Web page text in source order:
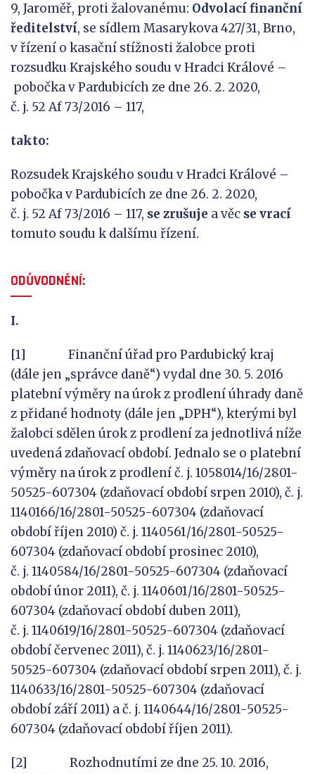
9, Jaroměř, proti žalovanému: Odvolací finanční
ředitelství, se sídlem Masarykova 427/31, Brno,
v řízení o kasační stížnosti žalobce proti
rozsudku Krajského soudu v Hradci Králové –
pobočka v Pardubicích ze dne 26. 2. 2020,
č. j. 52 Af 73/2016 – 117,
takto:
Rozsudek Krajského soudu v Hradci Králové –
pobočka v Pardubicích ze dne 26. 2. 2020,
č. j. 52 Af 73/2016 – 117, se zrušuje a věc se vrací
tomuto soudu k dalšímu řízení.
ODŮVODNĚNÍ:
I.
[1] Finanční úřad pro Pardubický kraj
(dále jen „správce daně“) vydal dne 30. 5. 2016
platební výměry na úrok z prodlení úhrady daně
z přidané hodnoty (dále jen „DPH“), kterými byl
žalobci sdělen úrok z prodlení za jednotlivá níže
uvedená zdaňovací období. Jednalo se o platební
výměry na úrok z prodlení č. j. 1058014/16/2801-
50525-607304 (zdaňovací období srpen 2010), č. j.
1140166/16/2801-50525-607304 (zdaňovací
období říjen 2010) č. j. 1140561/16/2801-50525-
607304 (zdaňovací období prosinec 2010),
č. j. 1140584/16/2801-50525-607304 (zdaňovací
období únor 2011), č. j. 1140601/16/2801-50525-
607304 (zdaňovací období duben 2011),
č. j. 1140619/16/2801-50525-607304 (zdaňovací
období červenec 2011), č. j. 1140623/16/2801-
50525-607304 (zdaňovací období srpen 2011), č. j.
1140633/16/2801-50525-607304 (zdaňovací
období září 2011) a č. j. 1140644/16/2801-50525-
607304 (zdaňovací období říjen 2011).
[2] Rozhodnutími ze dne 25. 10. 2016,